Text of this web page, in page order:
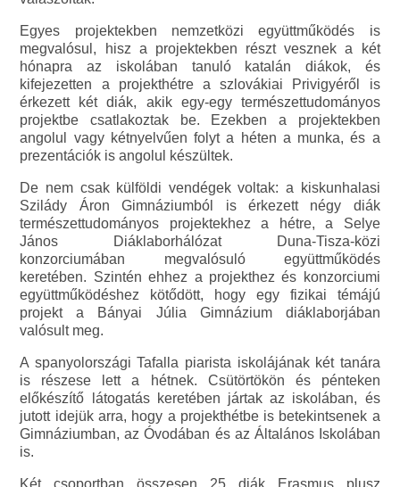
Egyes projektekben nemzetközi együttműködés is
megvalósul, hisz a projektekben részt vesznek a két
hónapra az iskolában tanuló katalán diákok, és
kifejezetten a projekthétre a szlovákiai Privigyéről is
érkezett két diák, akik egy-egy természettudományos
projektbe csatlakoztak be. Ezekben a projektekben
angolul vagy kétnyelvűen folyt a héten a munka, és a
prezentációk is angolul készültek.
De nem csak külföldi vendégek voltak: a kiskunhalasi
Szilády Áron Gimnáziumból is érkezett négy diák
természettudományos projektekhez a hétre, a Selye
János Diáklaborhálózat Duna-Tisza-közi
konzorciumában megvalósuló együttműködés
keretében. Szintén ehhez a projekthez és konzorciumi
együttműködéshez kötődött, hogy egy fizikai témájú
projekt a Bányai Júlia Gimnázium diáklaborjában
valósult meg.
A spanyolországi Tafalla piarista iskolájának két tanára
is részese lett a hétnek. Csütörtökön és pénteken
előkészítő látogatás keretében jártak az iskolában, és
jutott idejük arra, hogy a projekthétbe is betekintsenek a
Gimnáziumban, az Óvodában és az Általános Iskolában
is.